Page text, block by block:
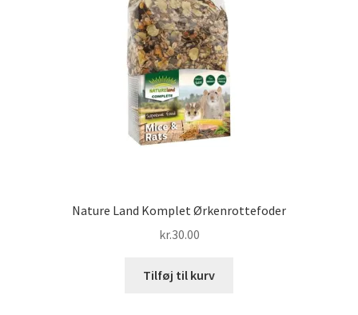
Nature Land Komplet Ørkenrottefoder
kr.30.00
Tilføj til kurv